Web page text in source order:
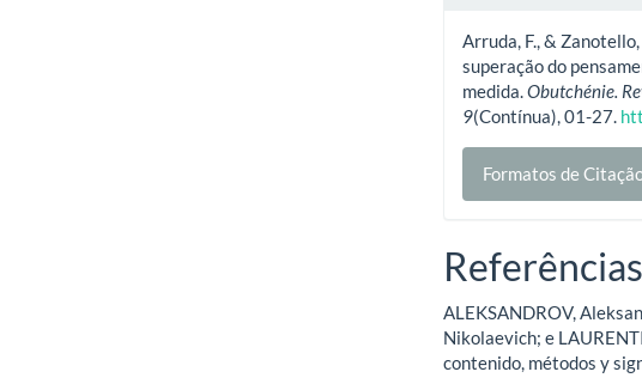
Arruda, F., &
superação do
medida.Obutchénie.
9(Contínua), 01-27.
Formatos de
Referências
ALEKSANDROV,
Nikolaevich; e
contenido, métodos y